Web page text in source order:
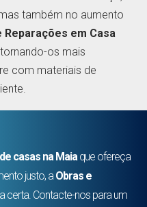
também no aumento
Reparações em Casa
os mais
com materiais de
casas na Maiaque ofereça
justo, aObras e
certa. Contacte-nos para um